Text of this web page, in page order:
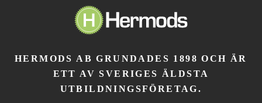
HERMODS AB GRUNDADES 1898 OCH ÄR
ETT AV SVERIGES ÄLDSTA
UTBILDNINGSFÖRETAG.